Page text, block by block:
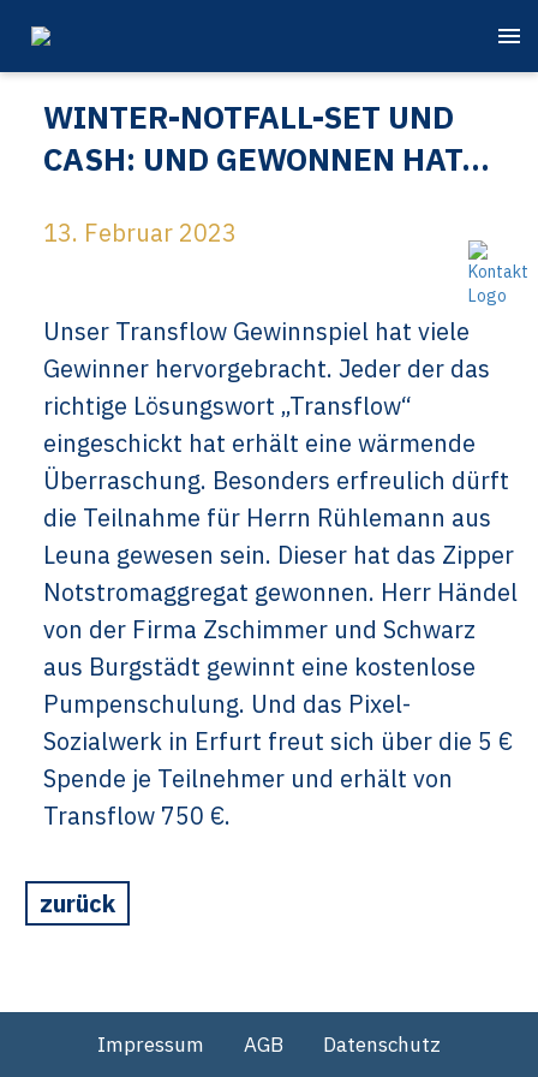
WINTER-NOTFALL-SET UND
CASH: UND GEWONNEN HAT…
13. Februar 2023
Unser Transflow Gewinnspiel hat viele
Gewinner hervorgebracht. Jeder der das
richtige Lösungswort „Transflow“
eingeschickt hat erhält eine wärmende
Überraschung. Besonders erfreulich dürft
die Teilnahme für Herrn Rühlemann aus
Leuna gewesen sein. Dieser hat das Zipper
Notstromaggregat gewonnen. Herr Händel
von der Firma Zschimmer und Schwarz
aus Burgstädt gewinnt eine kostenlose
Pumpenschulung. Und das Pixel-
Sozialwerk in Erfurt freut sich über die 5 €
Spende je Teilnehmer und erhält von
Transflow 750 €.
zurück
Impressum AGB Datenschutz